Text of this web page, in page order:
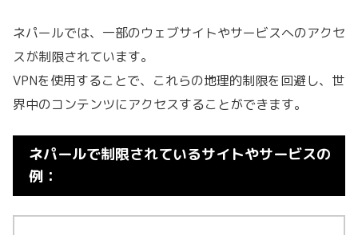
ネパールでは、一部のウェブサイトやサービスへのアクセ
スが制限されています。
VPNを使用することで、これらの地理的制限を回避し、世
界中のコンテンツにアクセスすることができます。
ネパールで制限されているサイトやサービスの
例：